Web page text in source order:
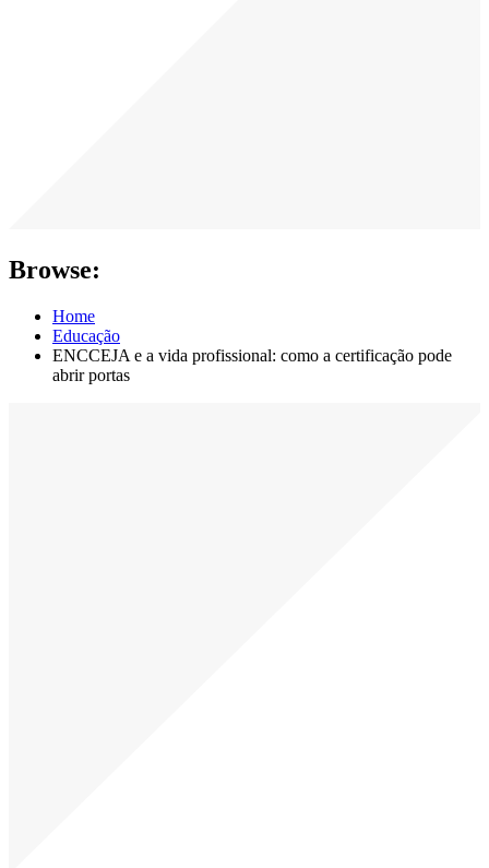
Browse:
Home
Educação
ENCCEJA e a vida profissional: como a certificação pode
abrir portas